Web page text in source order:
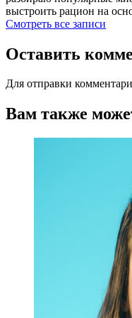
выстроить рацион на
Смотреть все записи
Оставить
Для отправки
Вам также